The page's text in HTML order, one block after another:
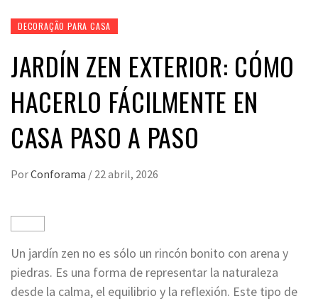
DECORAÇÃO PARA CASA
JARDÍN ZEN EXTERIOR: CÓMO
HACERLO FÁCILMENTE EN
CASA PASO A PASO
PorConforama / 22 abril, 2026
Un jardín zen no es sólo un rincón bonito con arena y
piedras. Es una forma de representar la naturaleza
desde la calma, el equilibrio y la reflexión. Este tipo de